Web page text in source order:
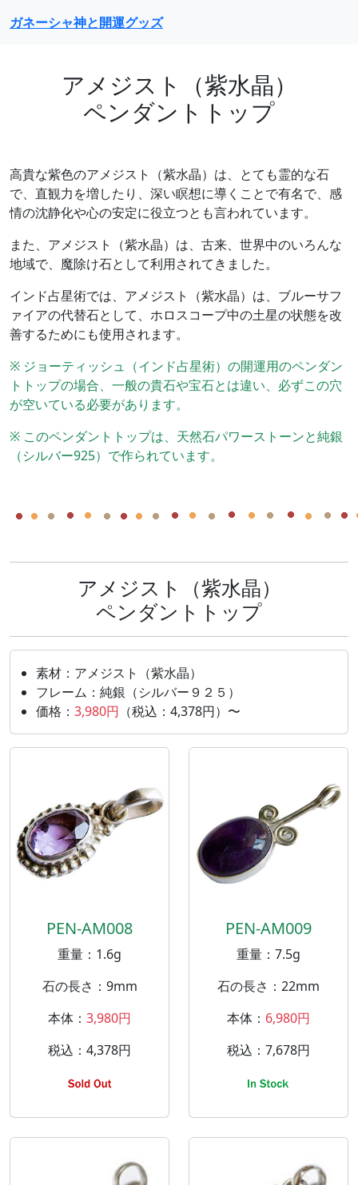
ガネーシャ神と開運グッズ
アメジスト（紫水晶）
ペンダントトップ
高貴な紫色のアメジスト（紫水晶）は、とても霊的な石
で、直観力を増したり、深い瞑想に導くことで有名で、感
情の沈静化や心の安定に役立つとも言われています。
また、アメジスト（紫水晶）は、古来、世界中のいろんな
地域で、魔除け石として利用されてきました。
インド占星術では、アメジスト（紫水晶）は、ブルーサフ
ァイアの代替石として、ホロスコープ中の土星の状態を改
善するためにも使用されます。
※ ジョーティッシュ（インド占星術）の開運用のペンダン
トトップの場合、一般の貴石や宝石とは違い、必ずこの穴
が空いている必要があります。
※ このペンダントトップは、天然石パワーストーンと純銀
（シルバー925）で作られています。
アメジスト（紫水晶）
ペンダントトップ
素材：アメジスト（紫水晶）
フレーム：純銀（シルバー９２５）
価格： 3,980円 （税込：4,378円）〜
PEN-AM008
重量：1.6g
石の長さ：9mm
本体： 3,980円
税込：4,378円
PEN-AM009
重量：7.5g
石の長さ：22mm
本体： 6,980円
税込：7,678円